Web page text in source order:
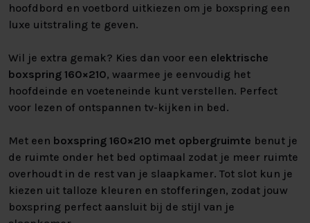
hoofdbord en voetbord uitkiezen om je boxspring een
luxe uitstraling te geven.
Wil je extra gemak? Kies dan voor een elektrische
boxspring 160×210, waarmee je eenvoudig het
hoofdeinde en voeteneinde kunt verstellen. Perfect
voor lezen of ontspannen tv-kijken in bed.
Met een boxspring 160×210 met opbergruimte benut je
de ruimte onder het bed optimaal zodat je meer ruimte
overhoudt in de rest van je slaapkamer. Tot slot kun je
kiezen uit talloze kleuren en stofferingen, zodat jouw
boxspring perfect aansluit bij de stijl van je